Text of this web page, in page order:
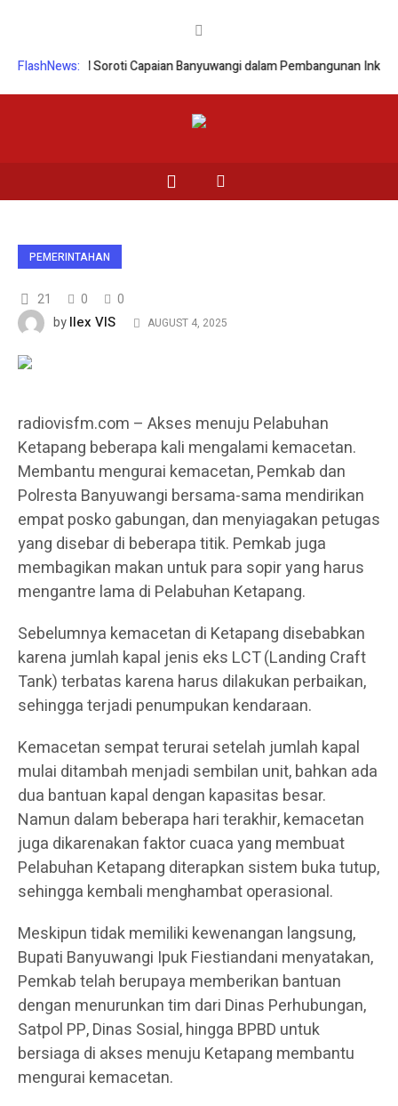
FlashNews:
HAM Soroti Capaian Banyuwangi dalam Pembangunan Inklusif,
PEMERINTAHAN
21 0
0
byIlex VIS AUGUST 4, 2025
radiovisfm.com – Akses menuju Pelabuhan
Ketapang beberapa kali mengalami kemacetan.
Membantu mengurai kemacetan, Pemkab dan
Polresta Banyuwangi bersama-sama mendirikan
empat posko gabungan, dan menyiagakan petugas
yang disebar di beberapa titik. Pemkab juga
membagikan makan untuk para sopir yang harus
mengantre lama di Pelabuhan Ketapang.
Sebelumnya kemacetan di Ketapang disebabkan
karena jumlah kapal jenis eks LCT (Landing Craft
Tank) terbatas karena harus dilakukan perbaikan,
sehingga terjadi penumpukan kendaraan.
Kemacetan sempat terurai setelah jumlah kapal
mulai ditambah menjadi sembilan unit, bahkan ada
dua bantuan kapal dengan kapasitas besar.
Namun dalam beberapa hari terakhir, kemacetan
juga dikarenakan faktor cuaca yang membuat
Pelabuhan Ketapang diterapkan sistem buka tutup,
sehingga kembali menghambat operasional.
Meskipun tidak memiliki kewenangan langsung,
Bupati Banyuwangi Ipuk Fiestiandani menyatakan,
Pemkab telah berupaya memberikan bantuan
dengan menurunkan tim dari Dinas Perhubungan,
Satpol PP, Dinas Sosial, hingga BPBD untuk
bersiaga di akses menuju Ketapang membantu
mengurai kemacetan.